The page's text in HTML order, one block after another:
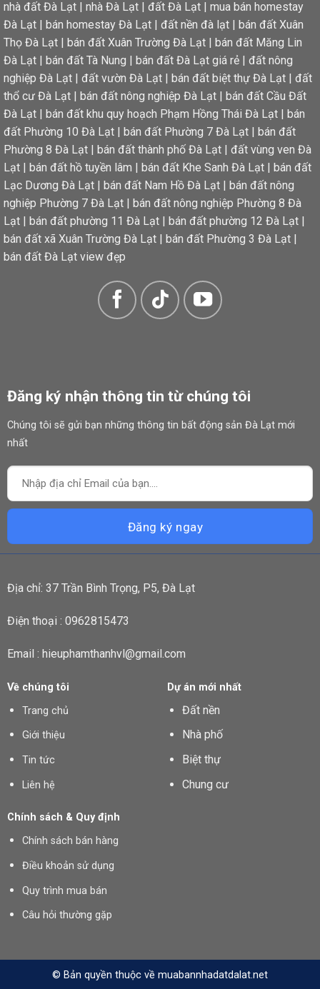
nhà đất Đà Lạt | nhà Đà Lạt | đất Đà Lạt | mua bán homestay
Đà Lạt | bán homestay Đà Lạt | đất nền đà lạt | bán đất Xuân
Thọ Đà Lạt | bán đất Xuân Trường Đà Lạt | bán đất Măng Lin
Đà Lạt | bán đất Tà Nung | bán đất Đà Lạt giá rẻ | đất nông
nghiệp Đà Lạt | đất vườn Đà Lạt | bán đất biệt thự Đà Lạt | đất
thổ cư Đà Lạt | bán đất nông nghiệp Đà Lạt | bán đất Cầu Đất
Đà Lạt | bán đất khu quy hoạch Phạm Hồng Thái Đà Lạt | bán
đất Phường 10 Đà Lạt | bán đất Phường 7 Đà Lạt | bán đất
Phường 8 Đà Lạt | bán đất thành phố Đà Lạt | đất vùng ven Đà
Lạt | bán đất hồ tuyền lâm | bán đất Khe Sanh Đà Lạt | bán đất
Lạc Dương Đà Lạt | bán đất Nam Hồ Đà Lạt | bán đất nông
nghiệp Phường 7 Đà Lạt | bán đất nông nghiệp Phường 8 Đà
Lạt | bán đất phường 11 Đà Lạt | bán đất phường 12 Đà Lạt |
bán đất xã Xuân Trường Đà Lạt | bán đất Phường 3 Đà Lạt |
bán đất Đà Lạt view đẹp
Đăng ký nhận thông tin từ chúng tôi
Chúng tôi sẽ gửi bạn những thông tin bất động sản Đà Lạt mới
nhất
Địa chỉ: 37 Trần Bình Trọng, P5, Đà Lạt
Điện thoại : 0962815473
Email : hieuphamthanhvl@gmail.com
Về chúng tôi
Trang chủ
Giới thiệu
Tin tức
Liên hệ
Dự án mới nhất
Đất nền
Nhà phố
Biệt thự
Chung cư
Chính sách & Quy định
Chính sách bán hàng
Điều khoản sử dụng
Quy trình mua bán
Câu hỏi thường gặp
© Bản quyền thuộc về muabannhadatdalat.net